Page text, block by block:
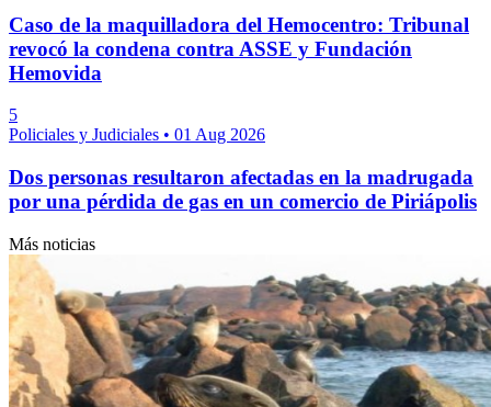
Caso de la maquilladora del Hemocentro: Tribunal
revocó la condena contra ASSE y Fundación
Hemovida
5
Policiales y Judiciales • 01 Aug 2026
Dos personas resultaron afectadas en la madrugada
por una pérdida de gas en un comercio de Piriápolis
Más noticias